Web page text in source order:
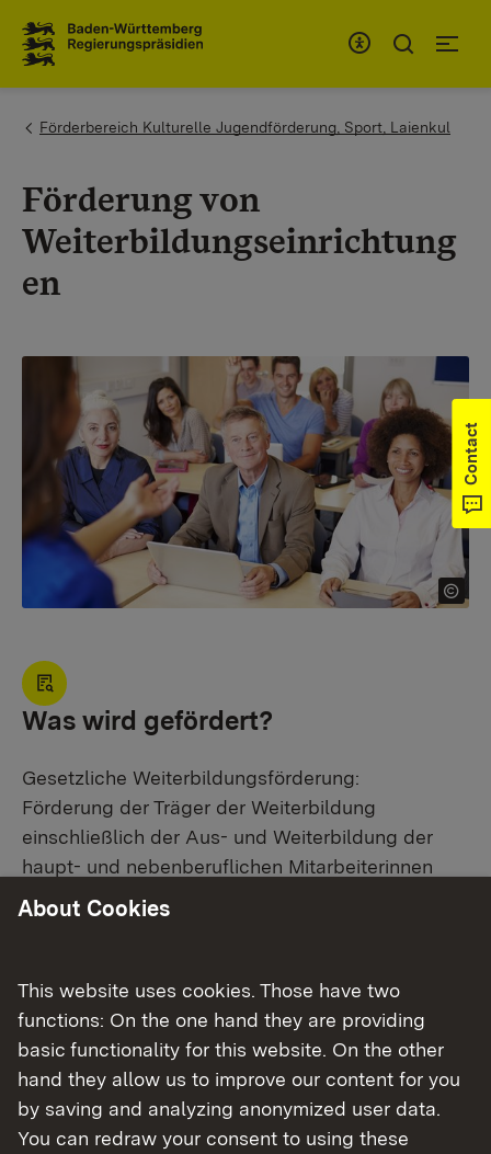
You are here:
Förderbereich Kulturelle Jugendförderung, Sport, Laienkul
Förderung von
Weiterbildungseinrichtung
en
Contact
Was wird gefördert?
Gesetzliche Weiterbildungsförderung:
Förderung der Träger der Weiterbildung
einschließlich der Aus- und Weiterbildung der
haupt- und nebenberuflichen Mitarbeiterinnen
und Mitarbeiter der Einrichtungen.
Zielsetzung
Erhöhung des Stellenwerts der außerschulischen
Bildung und der Qualifizierung.
About Cookies
This website uses cookies. Those have two
functions: On the one hand they are providing
basic functionality for this website. On the other
hand they allow us to improve our content for you
by saving and analyzing anonymized user data.
You can redraw your consent to using these